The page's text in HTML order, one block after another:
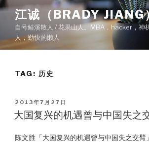
Skip
content
江诚（BRADY JIANG
自号鲑溪散人 / 花果山人。MBA，hacker，神
人，勤快的懒人
TAG: 历史
POSTED
ON
2013年7月27日
大国复兴的机遇曾与中国失之
陈文胜「大国复兴的机遇曾与中国失之交臂